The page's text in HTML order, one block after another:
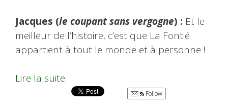
Jacques (le coupant sans vergogne) : Et le
meilleur de l’histoire, c’est que La Fontié
appartient à tout le monde et à personne !
Lire la suite
Follow